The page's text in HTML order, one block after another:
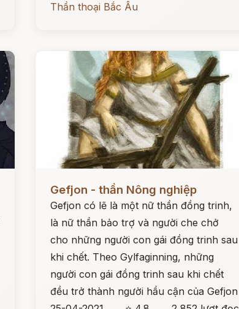
Thần thoại Bắc Âu
Gefjon - thần Nông nghiệp
Gefjon có lẽ là một nữ thần đồng trinh,
là nữ thần bảo trợ và người che chở
cho những người con gái đồng trinh sau
khi chết. Theo Gylfaginning, những
người con gái đồng trinh sau khi chết
đều trở thành người hầu cận của Gefjon